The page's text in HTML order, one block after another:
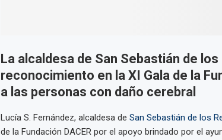
La alcaldesa de San Sebastián de
reconocimiento en la XI Gala de la
a las personas con daño cerebral
Lucía S. Fernández, alcaldesa de San Sebastián de los
de la Fundación DACER por el apoyo brindado por el